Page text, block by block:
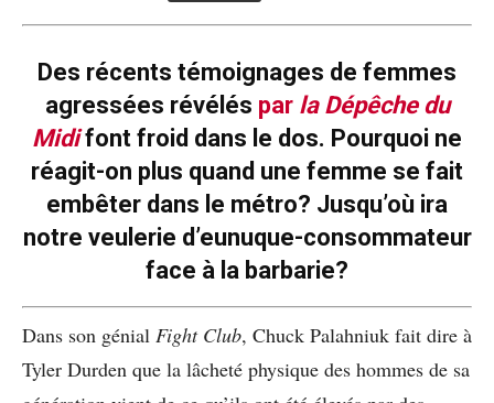
Des récents témoignages de femmes
agressées révélés par la Dépêche du
Midifont froid dans le dos. Pourquoi ne
réagit-on plus quand une femme se fait
embêter dans le métro? Jusqu’où ira
notre veulerie d’eunuque-consommateur
face à la barbarie?
Dans son génial Fight Club, Chuck Palahniuk fait dire à
Tyler Durden que la lâcheté physique des hommes de sa